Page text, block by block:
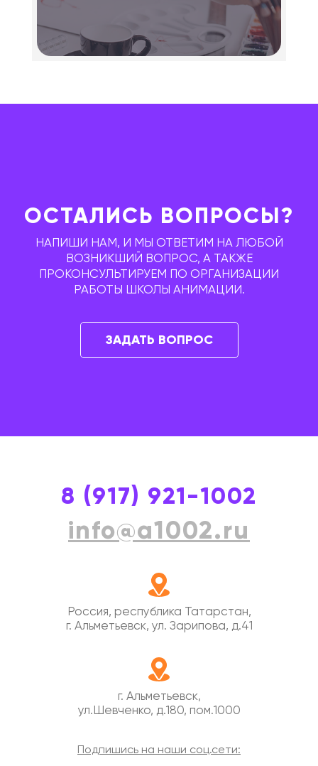
ОСТАЛИСЬ ВОПРОСЫ?
НАПИШИ НАМ, И МЫ ОТВЕТИМ НА ЛЮБОЙ
ВОЗНИКШИЙ ВОПРОС, А ТАКЖЕ
ПРОКОНСУЛЬТИРУЕМ ПО ОРГАНИЗАЦИИ
РАБОТЫ ШКОЛЫ АНИМАЦИИ.
ЗАДАТЬ ВОПРОС
8 (917) 921-1002
info@a1002.ru
Россия, республика Татарстан,
г. Альметьевск, ул. Зарипова, д.41
г. Альметьевск,
ул.Шевченко, д.180, пом.1000
Подпишись на наши соц.сети: